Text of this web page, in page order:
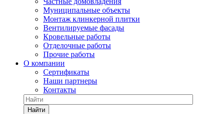
Муниципальные объекты
Монтаж клинкерной плитки
Вентилируемые фасады
Кровельные работы
Отделочные работы
Прочие работы
О компании
Сертификаты
Наши партнеры
Контакты
Найти